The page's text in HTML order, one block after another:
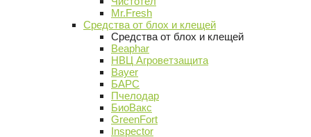
Mr.Fresh
Средства от блох и клещей
Средства от блох и клещей
Beaphar
НВЦ Агроветзащита
Bayer
БАРС
Пчелодар
БиоВакс
GreenFort
Inspector